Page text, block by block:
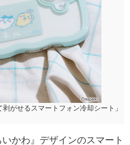
がせるスマートフォン冷却シート」
かわ』デザインのスマート